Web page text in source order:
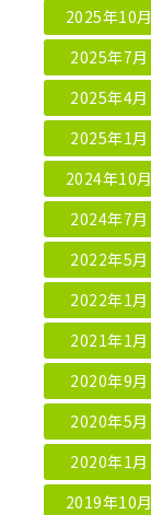
2025年10月
2025年7月
2025年4月
2025年1月
2024年10月
2024年7月
2022年5月
2022年1月
2021年1月
2020年9月
2020年5月
2020年1月
2019年10月